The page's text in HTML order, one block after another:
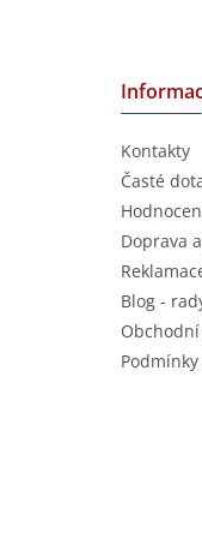
Kontakty
Časté
Doprava
Blog -